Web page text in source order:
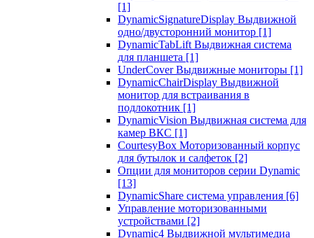
[1]
DynamicSignatureDisplay Выдвижной
одно/двусторонний монитор [1]
DynamicTabLift Выдвижная система
для планшета [1]
UnderCover Выдвижные мониторы [1]
DynamicChairDisplay Выдвижной
монитор для встраивания в
подлокотник [1]
DynamicVision Выдвижная система для
камер ВКС [1]
CourtesyBox Моторизованный корпус
для бутылок и салфеток [2]
Опции для мониторов серии Dynamic
[13]
DynamicShare система управления [6]
Управление моторизованными
устройствами [2]
Dynamic4 Выдвижной мультимедиа